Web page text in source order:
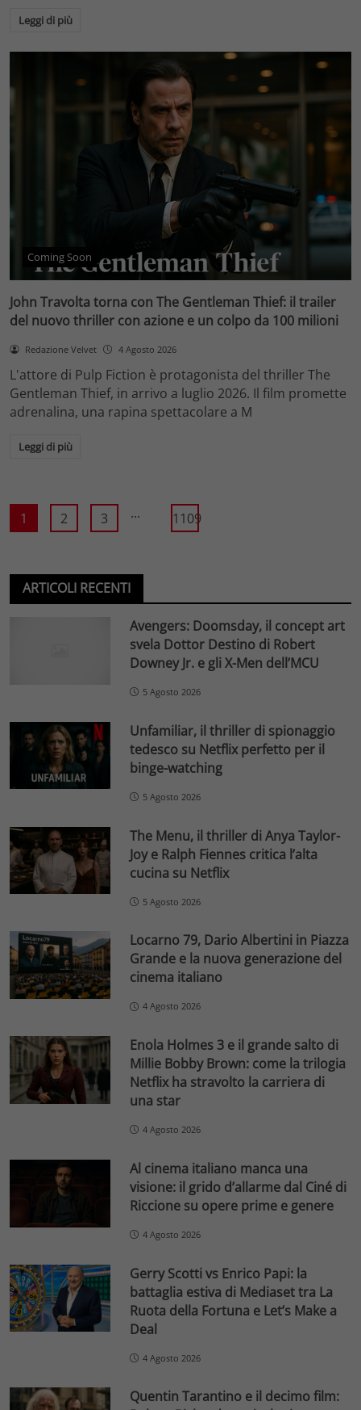
Leggi di più
Coming Soon
John Travolta torna con The Gentleman Thief: il trailer
del nuovo thriller con azione e un colpo da 100 milioni
Redazione Velvet 4 Agosto 2026
L'attore di Pulp Fiction è protagonista del thriller The
Gentleman Thief, in arrivo a luglio 2026. Il film promette
adrenalina, una rapina spettacolare a M
Leggi di più
1 2 3 ... 1109
ARTICOLI RECENTI
Avengers: Doomsday, il concept art
svela Dottor Destino di Robert
Downey Jr. e gli X-Men dell’MCU
5 Agosto 2026
Unfamiliar, il thriller di spionaggio
tedesco su Netflix perfetto per il
binge-watching
5 Agosto 2026
The Menu, il thriller di Anya Taylor-
Joy e Ralph Fiennes critica l’alta
cucina su Netflix
5 Agosto 2026
Locarno 79, Dario Albertini in Piazza
Grande e la nuova generazione del
cinema italiano
4 Agosto 2026
Enola Holmes 3 e il grande salto di
Millie Bobby Brown: come la trilogia
Netflix ha stravolto la carriera di
una star
4 Agosto 2026
Al cinema italiano manca una
visione: il grido d’allarme dal Ciné di
Riccione su opere prime e genere
4 Agosto 2026
Gerry Scotti vs Enrico Papi: la
battaglia estiva di Mediaset tra La
Ruota della Fortuna e Let’s Make a
Deal
4 Agosto 2026
Quentin Tarantino e il decimo film: